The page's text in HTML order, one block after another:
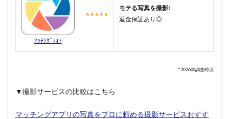
ﾏｯﾁﾝｸﾞﾌｫﾄ
★★★★★
モテる写真を撮影!
返金保証あり◎
*2026年調査時点
▼撮影サービスの比較はこちら
マッチングアプリの写真をプロに頼める撮影サービスおすす